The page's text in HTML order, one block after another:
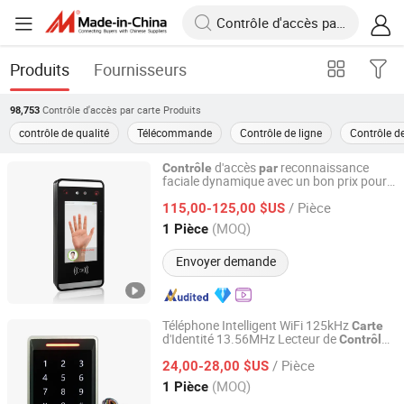
Produits Fournisseurs
98,753 Contrôle d'accès par carte Produits
contrôle de qualité Télécommande Contrôle de ligne Contrôle
Contrôle d'accèspar reconnaissance
faciale dynamique avec un bon prix pour
115,00-125,00 $US / Pièce
1 Pièce (MOQ)
Envoyer demande
Granding Technology Co., Ltd.
Shanghai, China Depuis 2008
Téléphone Intelligent WiFi 125kHzCarte
d'Identité 13.56MHz Lecteur deContrôle
Clavier Application Tuya Système de
Contrôle d'Accès RFID Autonome
24,00-28,00 $US / Pièce
1 Pièce (MOQ)
Shenzhen Nordson Electronic Co., Ltd.
Guangdong, China Depuis 2015